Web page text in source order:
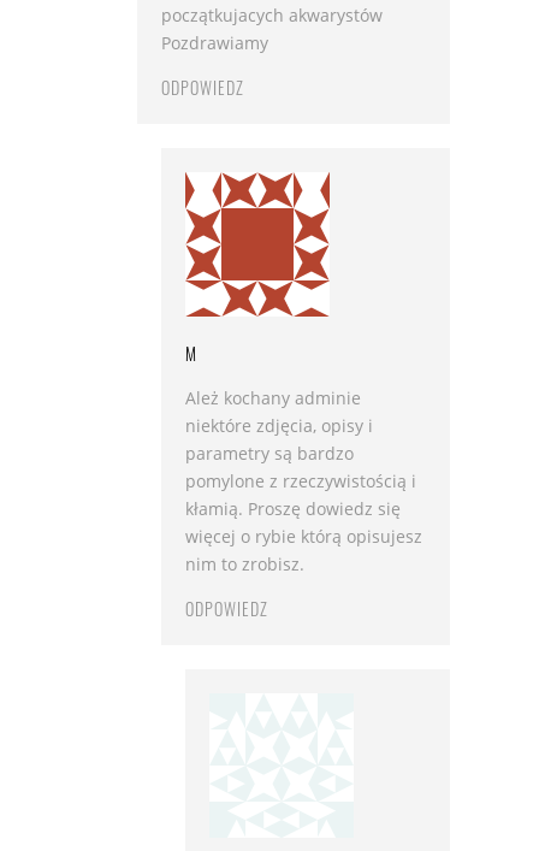
początkujacych akwarystów
Pozdrawiamy
ODPOWIEDZ
M
Ależ kochany adminie
niektóre zdjęcia, opisy i
parametry są bardzo
pomylone z rzeczywistością i
kłamią. Proszę dowiedz się
więcej o rybie którą opisujesz
nim to zrobisz.
ODPOWIEDZ